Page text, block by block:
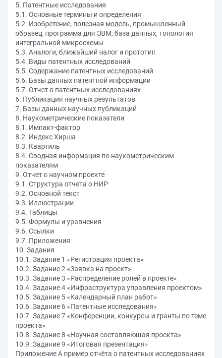
5. Патентные исследования
5.1. Основные термины и определения
5.2. Изобретение, полезная модель, промышленный
образец, программа для ЭВМ, база данных, топология
интегральной микросхемы
5.3. Аналоги, ближайший налог и прототип
5.4. Виды патентных исследований
5.5. Содержание патентных исследований
5.6. Базы данных патентной информации
5.7. Отчет о патентных исследованиях
6. Публикация научных результатов
7. Базы данных научных публикаций
8. Наукометрические показатели
8.1. Импакт-фактор
8.2. Индекс Хирша
8.3. Квартиль
8.4. Сводная информация по наукометрическим
показателям
9. Отчет о научном проекте
9.1. Структура отчета о НИР
9.2. Основной текст
9.3. Иллюстрации
9.4. Таблицы
9.5. Формулы и уравнения
9.6. Ссылки
9.7. Приложения
10. Задания
10.1. Задание 1 «Регистрация проекта»
10.2. Задание 2 «Заявка на проект»
10.3. Задание 3 «Распределение ролей в проекте»
10.4. Задание 4 «Инфраструктура управления проектом»
10.5. Задание 5 «Календарный план работ»
10.6. Задание 6 «Патентные исследования»
10.7. Задание 7 «Конференции, конкурсы и гранты по теме
проекта»
10.8. Задание 8 «Научная составляющая проекта»
10.9. Задание 9 «Итоговая презентация»
Приложение А пример отчёта о патентных исследованиях